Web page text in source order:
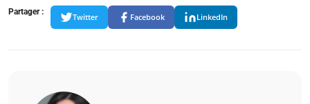
Partager :
Twitter Facebook LinkedIn